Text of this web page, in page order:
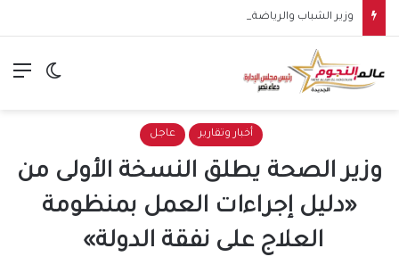
الوضع
أخبار وتقارير عاجل
وزير الصحة يطلق النسخة الأولى من
«دليل إجراءات العمل بمنظومة
العلاج على نفقة الدولة»